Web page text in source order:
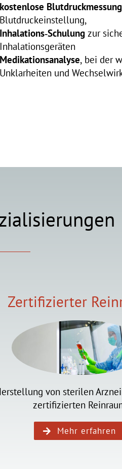
kostenlose Blutdruckmessung
Blutdruckeinstellung,
Inhalations‑Schulung zur
Inhalationsgeräten
Medikationsanalyse, bei der
Unklarheiten und
Zertifizierter
von sterilen
zertifizierten
Mehr erfahren